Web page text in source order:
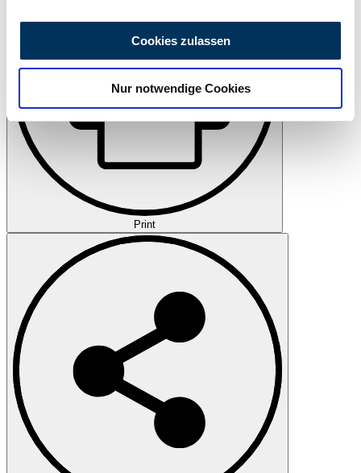
analysieren. Außerdem geben wir Informationen zu Ihrer
Verwendung unserer Website an unsere Partner für
soziale Medien, Werbung und Analysen weiter. Unsere
Partner führen diese Informationen möglicherweise mit
weiteren Daten zusammen, die Sie ihnen bereitgestellt
haben oder die sie im Rahmen Ihrer Nutzung der Dienste
gesammelt haben.
Datenschutzerklärung
Cookies zulassen
Nur notwendige Cookies
Print